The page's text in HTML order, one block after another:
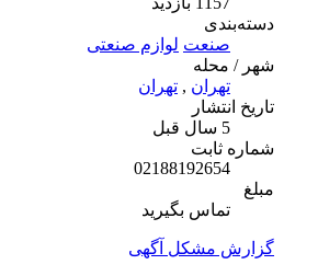
دسته‌بندی
صنعت لوازم صنعتی
شهر / محله
تهران,تهران
تاریخ انتشار
شماره ثابت
02188192654
تماس بگیرید
گزارش مشکل آگهی